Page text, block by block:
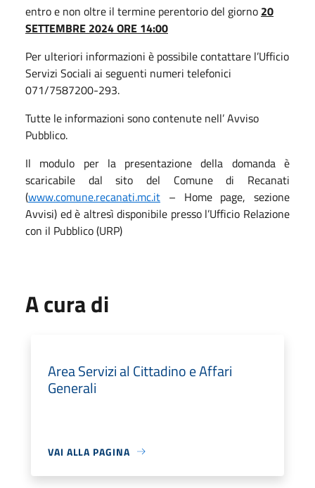
entro e non oltre il termine perentorio del giorno 20
SETTEMBRE 2024 ORE 14:00
Per ulteriori informazioni è possibile contattare l’Ufficio
Servizi Sociali ai seguenti numeri telefonici
071/7587200-293.
Tutte le informazioni sono contenute nell’ Avviso
Pubblico.
Il modulo per la presentazione della domanda è
scaricabile dal sito del Comune di Recanati
(www.comune.recanati.mc.it – Home page, sezione
Avvisi) ed è altresì disponibile presso l’Ufficio Relazione
con il Pubblico (URP)
A cura di
Area Servizi al Cittadino e Affari
Generali
VAI ALLA PAGINA